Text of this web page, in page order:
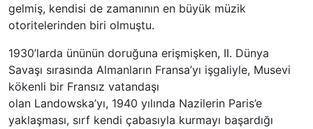
gelmiş, kendisi de zamanının en büyük müzik
otoritelerinden biri olmuştu.
1930’larda ününün doruğuna erişmişken, II. Dünya
Savaşı sırasında Almanların Fransa’yı işgaliyle, Musevi
kökenli bir Fransız vatandaşı
olan Landowska’yı, 1940 yılında Nazilerin Paris’e
yaklaşması, sırf kendi çabasıyla kurmayı başardığı